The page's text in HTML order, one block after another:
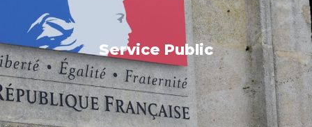
Service Public